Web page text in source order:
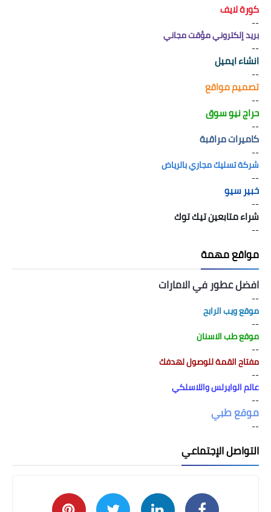
كورة لايف
--
بريد إلكتروني مؤقت مجاني
--
انشاء ايميل
--
تصميم مواقع
--
حراج نيو سوق
--
كاميرات مراقبة
--
شركة تسليك مجاري بالرياض
--
خبير سيو
--
شراء متابعين تيك توك
--
مواقع مهمة
افضل عطور في الامارات
--
موقع ويب الرابح
--
موقع طب الاسنان
--
مفتاح القمة للوصول لهدفك
--
عالم الوايرلس واللاسلكي
--
موقع طبي
--
التواصل الإجتماعي